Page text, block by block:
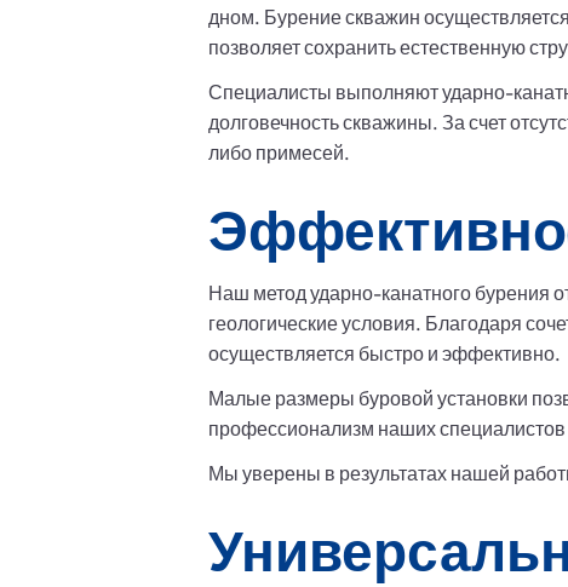
дном. Бурение скважин
позволяет сохранить естественную
Специалисты выполняют ударно-
долговечность скважины. За счет
либо примесей.
Наш метод ударно-канатного бурения
геологические условия. Благодаря
осуществляется быстро и эффективно.
Малые размеры буровой установки
профессионализм наших специалистов
Мы уверены в результатах нашей